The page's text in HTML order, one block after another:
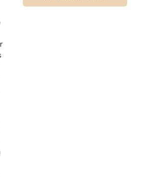
3 ET MOI : UN SPECTACLE À VOIR AU